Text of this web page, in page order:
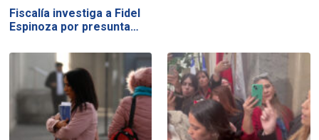
Fiscalía investiga a Fidel
Espinoza por presunta…